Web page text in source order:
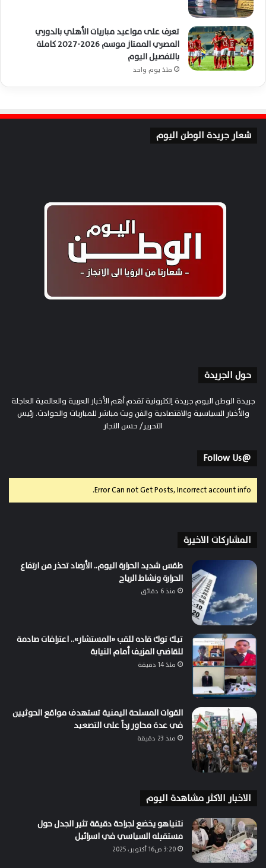
تعرف على مواعيد مباريات الأهلي بالدوري
المصري الممتاز موسم 2026-2027 كاملة
بالتفصيل اليوم
منذ يوم واحد
شعار جريدة الوطن اليوم
حول الجريدة
جريدة الوطن اليوم جريدة إلكترونية تقدم أهم الأخبار العربية والعالمية العاجلة
والأخبار السياسية والاقتصادية والفن وبث مباشر للمباريات والحوادث. رئيس
التحرير/ حسن النجار
@Follow Us
Error Can not Get Posts, Incorrect account info.
المشاركات الاخيرة
طقس شديد الحرارة اليوم.. الأرصاد تحذر من ارتفاع
الحرارة ونشاط الرياح
منذ 6 دقائق
تيك توك قاده للقب «المستشار».. اعترافات صادمة
للقاضي المزيف أمام النيابة
منذ 14 دقيقة
القوات المسلحة اليمنية تستهدف مواقع الحوثيين
في عدة محاور رداً على التصعيد
منذ 23 دقيقة
الاخبار الاكثر مشاهدة اليوم
نتنياهو يخضع لجراحة دقيقة تثير الجدل حول
مستقبله السياسي في اسرائيل
3:20 ص16 أكتوبر، 2025